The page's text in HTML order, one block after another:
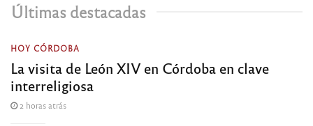
Últimas destacadas
HOY CÓRDOBA
La visita de León XIV en Córdoba en clave
interreligiosa
2 horas atrás